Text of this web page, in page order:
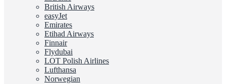
British Airways
easyJet
Emirates
Etihad Airways
Finnair
Flydubai
LOT Polish Airlines
Lufthansa
Norwegian